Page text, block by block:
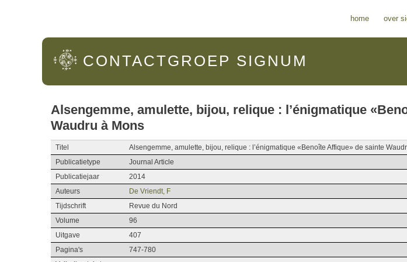
home over
CONTACTGROEP SIGNUM
Alsengemme, amulette, bijou, relique : l’énigmatique
Waudru à Mons
Titel
Alsengemme, amulette, bijou, relique : l’énigmatique «Benoîte Affique» de sainte
Publicatietype
Journal Article
Publicatiejaar
2014
Auteurs
De Vriendt, F
Tijdschrift
Revue du Nord
Volume
96
Uitgave
407
Pagina's
747-780